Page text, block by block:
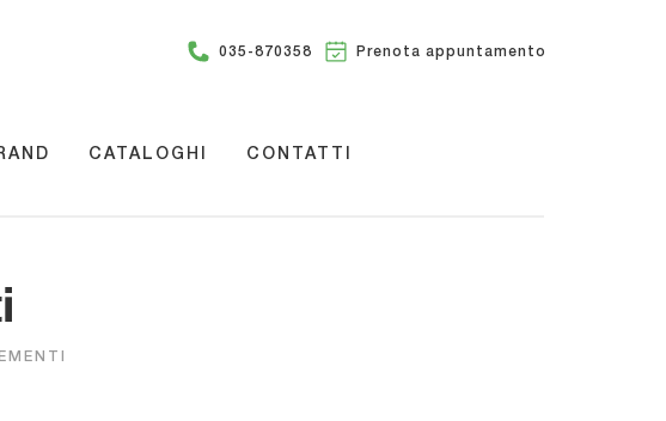
035-870358 Prenota appuntamento
CATALOGHI CONTATTI